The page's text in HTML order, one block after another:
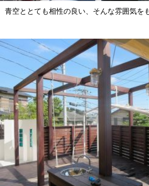
青空ととても相性の良い、そんな雰囲気を